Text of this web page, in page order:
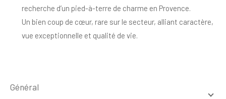
recherche d’un pied-à-terre de charme en Provence.
Un bien coup de cœur, rare sur le secteur, alliant caractère,
vue exceptionnelle et qualité de vie.
général